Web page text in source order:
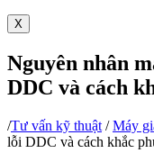
X
Nguyên nhân
DDC và cách
/Tư vấn kỹ thuật / Máy
lỗi DDC và cách khắc